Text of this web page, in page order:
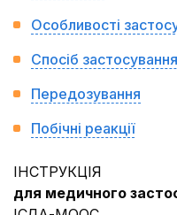
Особливості
Спосіб
Передозування
Побічні реакції
ІНСТРУКЦІЯ
для медичного